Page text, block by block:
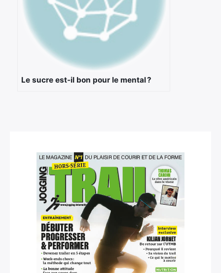
Le sucre est-il bon pour le mental ?